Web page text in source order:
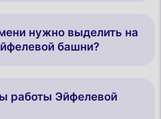
нужно выделить на
башни?
работы Эйфелевой